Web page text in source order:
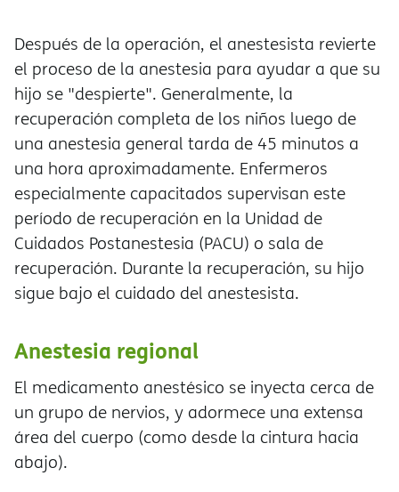
Después de la operación, el anestesista revierte
el proceso de la anestesia para ayudar a que su
hijo se "despierte". Generalmente, la
recuperación completa de los niños luego de
una anestesia general tarda de 45 minutos a
una hora aproximadamente. Enfermeros
especialmente capacitados supervisan este
período de recuperación en la Unidad de
Cuidados Postanestesia (PACU) o sala de
recuperación. Durante la recuperación, su hijo
sigue bajo el cuidado del anestesista.
Anestesia regional
El medicamento anestésico se inyecta cerca de
un grupo de nervios, y adormece una extensa
rea del cuerpo (como desde la cintura hacia
abajo).